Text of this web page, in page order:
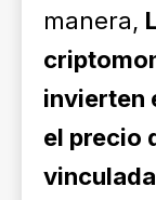
manera,
invierten
el precio